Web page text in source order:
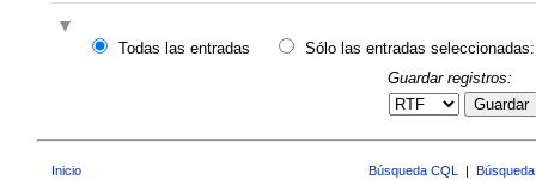
Todas las entradas
Sólo las entradas seleccionadas:
Guardar registros:
Guardar
Inicio Búsqueda CQL